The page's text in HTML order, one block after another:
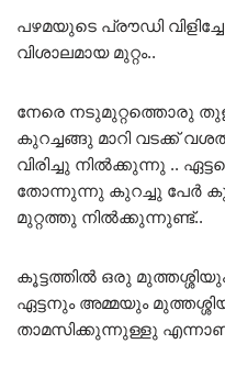
പഴമയുടെ പ്രൗഡി
വിശാലമായ മുറ്റം..
നേരെ നടുമുറ്റത്തൊരു
കുറച്ചങ്ങു മാറി വടക്ക്
വിരിച്ചു നിൽക്കുന്നു ..
തോന്നുന്നു കുറച്ചു പേർ
മുറ്റത്തു നിൽക്കുന്നുണ്ട്..
കൂട്ടത്തിൽ ഒരു
ഏട്ടനും അമ്മയും
താമസിക്കുന്നുള്ളു